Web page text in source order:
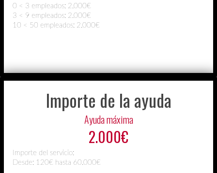
0 < 3 empleados: 2.000€
3 < 9 empleados: 2.000€
10 < 50 empleados: 2.000€
Importe de la ayuda
Ayuda máxima
2.000€
Importe del servicio:
Desde: 120€ hasta 60.000€